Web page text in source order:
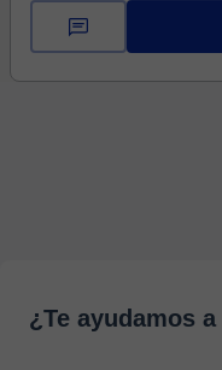
¿Te ayudamos